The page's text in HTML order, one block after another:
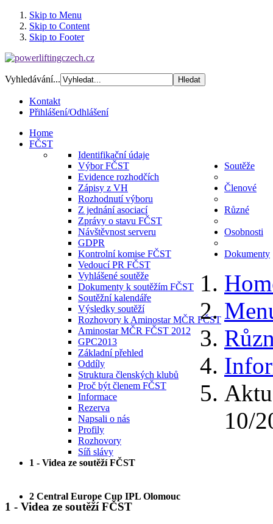
Skip to Menu
Skip to Content
Skip to Footer
Vyhledávání...
Kontakt
Přihlášení/Odhlášení
Home
FČST
Identifikační údaje
Výbor FČST
Evidence rozhodčích
Zápisy z VH
Rozhodnutí výboru
Z jednání asociací
Zprávy o stavu FČST
Návštěvnost serveru
GDPR
Kontrolní komise FČST
Vedoucí PR FČST
Soutěže
Vyhlášené soutěže
Dokumenty k soutěžím FČST
Soutěžní kalendáře
Výsledky soutěží
Rozhovory k Aminostar MČR FČST
Aminostar MČR FČST 2012
GPC2013
Členové
Základní přehled
Oddíly
Struktura členských klubů
Proč být členem FČST
Různé
Informace
Rezerva
Osobnosti
Napsali o nás
Profily
Rozhovory
Síň slávy
Dokumenty
10/
1 - Videa ze soutěží FČST
2 Central Europe Cup IPL Olomouc
1 - Videa ze soutěží FČST